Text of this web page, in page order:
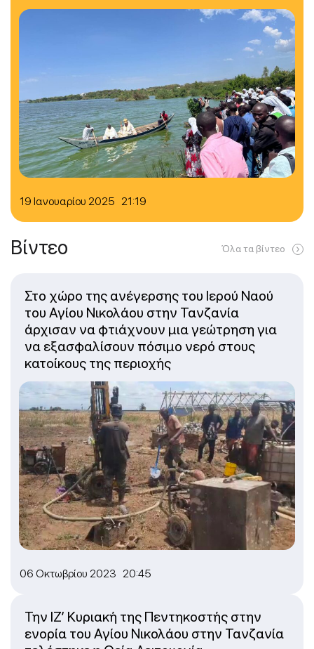
19 Ιανουαρίου 2025 21:19
Βίντεο Όλα τα βίντεο
06 Οκτωβρίου 2023 20:45
Στο χώρο της ανέγερσης του Ιερού Ναού
του Αγίου Νικολάου στην Τανζανία
άρχισαν να φτιάχνουν μια γεώτρηση για
να εξασφαλίσουν πόσιμο νερό στους
κατοίκους της περιοχής
Την ΙΖ’ Κυριακή της Πεντηκοστής στην
ενορία του Αγίου Νικολάου στην Τανζανία